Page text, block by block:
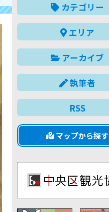
カテゴリー
エリア
アーカイブ
執筆者
RSS
マップから探す